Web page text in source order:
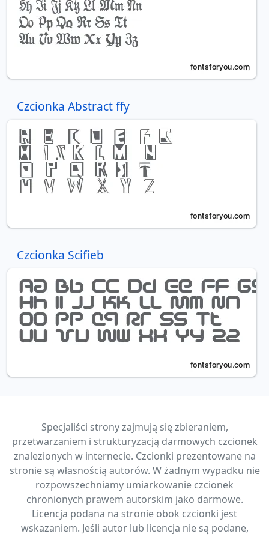
Czcionka Abstract ffy
Czcionka Scifieb
Specjaliści strony zajmują się zbieraniem,
przetwarzaniem i strukturyzacją darmowych czcionek
znalezionych w internecie. Czcionki prezentowane na
stronie są własnością autorów. W żadnym wypadku nie
rozpowszechniamy umiarkowanie czcionek
chronionych prawem autorskim jako darmowe.
Licencja podana na stronie obok czcionki jest
wskazaniem. Jeśli autor lub licencja nie są podane,